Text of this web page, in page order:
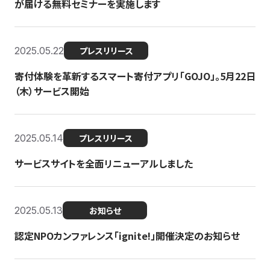
が届ける無料セミナーを実施します
2025.05.22 プレスリリース
寄付体験を革新するスマート寄付アプリ「GOJO」。5月22日
（木）サービス開始
2025.05.14 プレスリリース
サービスサイトを全面リニューアルしました
2025.05.13 お知らせ
認定NPOカンファレンス「ignite!」開催決定のお知らせ